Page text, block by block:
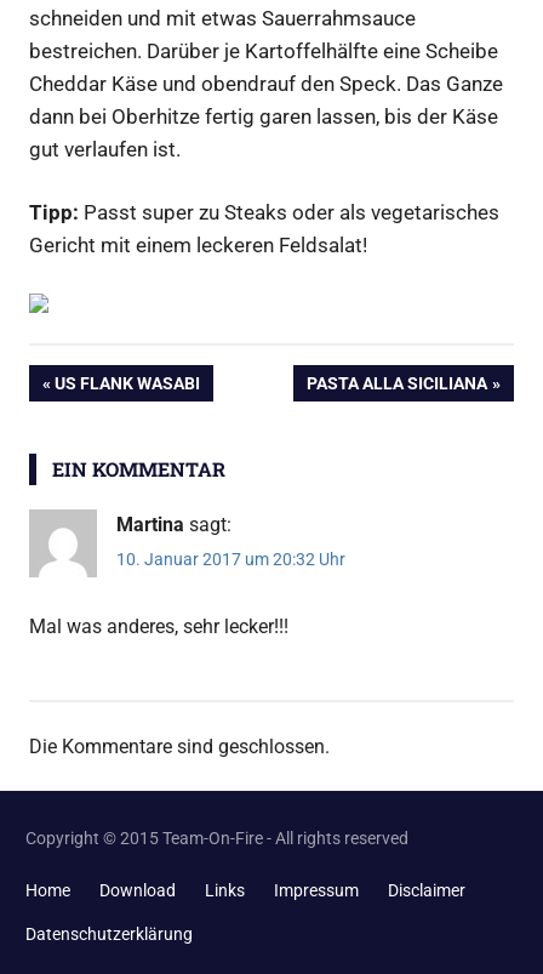
schneiden und mit etwas Sauerrahmsauce
bestreichen. Darüber je Kartoffelhälfte eine Scheibe
Cheddar Käse und obendrauf den Speck. Das Ganze
dann bei Oberhitze fertig garen lassen, bis der Käse
gut verlaufen ist.
Tipp: Passt super zu Steaks oder als vegetarisches
Gericht mit einem leckeren Feldsalat!
Beitragsnavigation
VORHERIGER
US FLANK WASABI
NÄCHSTER
PASTA ALLA SICILIANA
EIN KOMMENTAR
Martina sagt:
10. Januar 2017 um 20:32 Uhr
Mal was anderes, sehr lecker!!!
Die Kommentare sind geschlossen.
Copyright © 2015 Team-On-Fire - All rights reserved
Home Download Links Impressum Disclaimer
Datenschutzerklärung